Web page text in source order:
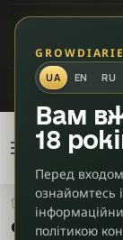
✦
Швидко-квітучі
Фото Fast
UA EN RU
Вам
18
Перед входом
ознайомтесь
політикою
Фільтри
товарів ×
Фенотип